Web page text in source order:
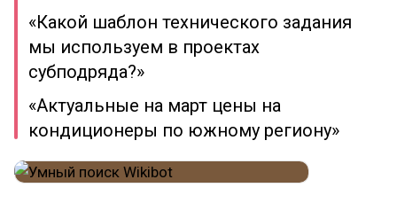
«Какой шаблон технического задания
мы используем в проектах
субподряда?»
«Актуальные на март цены на
кондиционеры по южному региону»